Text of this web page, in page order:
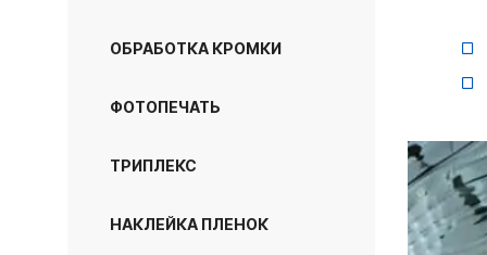
ОБРАБОТКА КРОМКИ
ФОТОПЕЧАТЬ
ТРИПЛЕКС
НАКЛЕЙКА ПЛЕНОК